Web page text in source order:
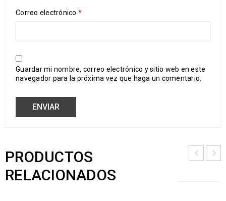
Correo electrónico *
Guardar mi nombre, correo electrónico y sitio web en este
navegador para la próxima vez que haga un comentario.
PRODUCTOS
RELACIONADOS